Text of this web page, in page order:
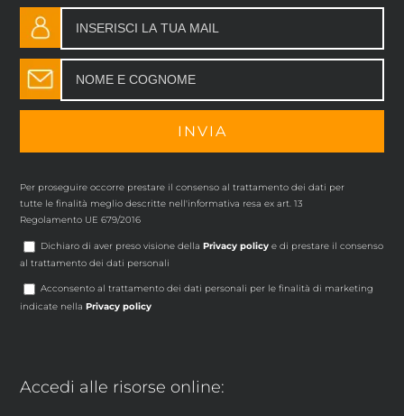
Per proseguire occorre prestare il consenso al trattamento dei dati per
tutte le finalità meglio descritte nell'informativa resa ex art. 13
Regolamento UE 679/2016
Dichiaro di aver preso visione dellaPrivacy policy e di prestare il consenso
al trattamento dei dati personali
Acconsento al trattamento dei dati personali per le finalità di marketing
indicate nellaPrivacy policy
Accedi alle risorse online: